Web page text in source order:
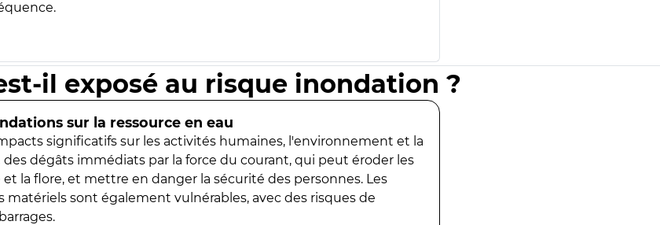
il exposé au risque inondation ?
sur la ressource en eau
significatifs sur les activités humaines, l'environnement et la
des dégâts immédiats par la force du courant, qui peut éroder les
la flore, et mettre en danger la sécurité des personnes. Les
matériels sont également vulnérables, avec des risques de